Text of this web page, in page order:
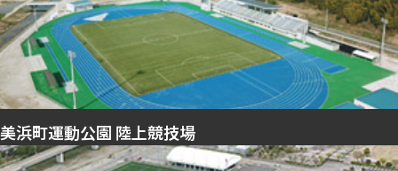
美浜町運動公園 陸上競技場